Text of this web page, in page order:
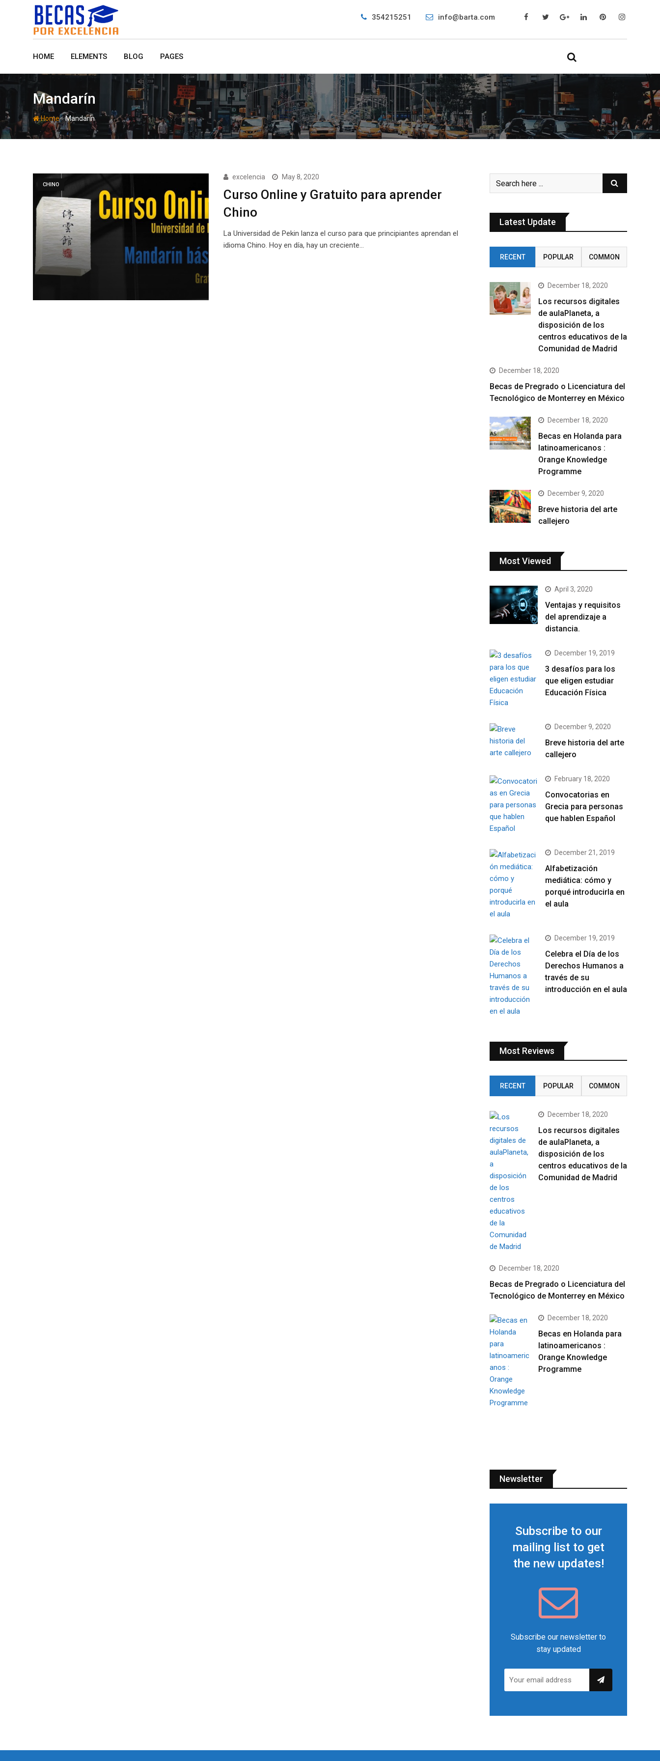
354215251 info@barta.com
HOME ELEMENTS BLOG PAGES
Mandarín
Home-Mandarín
CHINO
excelencia May 8, 2020
Curso Online y Gratuito para aprender
Chino
La Universidad de Pekin lanza el curso para que principiantes aprendan el
idioma Chino. Hoy en día, hay un creciente…
Latest Update
RECENT POPULAR COMMON
December 18, 2020
Los recursos digitales
de aulaPlaneta, a
disposición de los
centros educativos de la
Comunidad de Madrid
December 18, 2020
Becas de Pregrado o Licenciatura del
Tecnológico de Monterrey en México
December 18, 2020
Becas en Holanda para
latinoamericanos :
Orange Knowledge
Programme
December 9, 2020
Breve historia del arte
callejero
Most Viewed
April 3, 2020
Ventajas y requisitos
del aprendizaje a
distancia.
December 19, 2019
3 desafíos para los
que eligen estudiar
Educación Física
December 9, 2020
Breve historia del arte
callejero
February 18, 2020
Convocatorias en
Grecia para personas
que hablen Español
December 21, 2019
Alfabetización
mediática: cómo y
porqué introducirla en
el aula
December 19, 2019
Celebra el Día de los
Derechos Humanos a
través de su
introducción en el aula
Most Reviews
RECENT POPULAR COMMON
December 18, 2020
Los recursos digitales
de aulaPlaneta, a
disposición de los
centros educativos de la
Comunidad de Madrid
December 18, 2020
Becas de Pregrado o Licenciatura del
Tecnológico de Monterrey en México
December 18, 2020
Becas en Holanda para
latinoamericanos :
Orange Knowledge
Programme
Newsletter
Subscribe to our
mailing list to get
the new updates!
Subscribe our newsletter to
stay updated